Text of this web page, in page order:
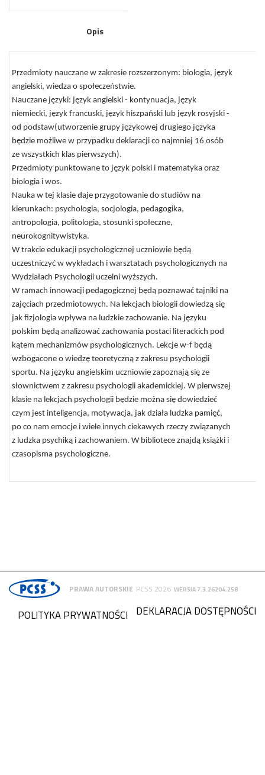
Opis
Przedmioty nauczane w zakresie rozszerzonym: biologia, język
angielski, wiedza o społeczeństwie.
Nauczane języki: język angielski - kontynuacja, język
niemiecki, język francuski, język hiszpański lub język rosyjski -
od podstaw(utworzenie grupy językowej drugiego języka
będzie możliwe w przypadku deklaracji co najmniej 16 osób
ze wszystkich klas pierwszych).
Przedmioty punktowane to język polski i matematyka oraz
biologia i wos.
Nauka w tej klasie daje przygotowanie do studiów na
kierunkach: psychologia, socjologia, pedagogika,
antropologia, politologia, stosunki społeczne,
neurokognitywistyka.
W trakcie edukacji psychologicznej uczniowie będą
uczestniczyć w wykładach i warsztatach psychologicznych na
Wydziałach Psychologii uczelni wyższych.
W ramach innowacji pedagogicznej będą poznawać tajniki na
zajęciach przedmiotowych. Na lekcjach biologii dowiedzą się
jak fizjologia wpływa na ludzkie zachowanie. Na języku
polskim będą analizować zachowania postaci literackich pod
kątem mechanizmów psychologicznych. Lekcje w-f będą
wzbogacone o wiedzę teoretyczną z zakresu psychologii
sportu. Na języku angielskim uczniowie zapoznają się ze
słownictwem z zakresu psychologii akademickiej. W pierwszej
klasie na lekcjach psychologii będzie można się dowiedzieć
czym jest inteligencja, motywacja, jak działa ludzka pamięć,
po co nam emocje i wiele innych ciekawych rzeczy związanych
z ludzka psychiką i zachowaniem. W bibliotece znajdą książki i
czasopisma psychologiczne.
PRAWA AUTORSKIE PCSS 2026 WERSJA 7.3.26204.258
DEKLARACJA DOSTĘPNOŚCI
POLITYKA PRYWATNOŚCI